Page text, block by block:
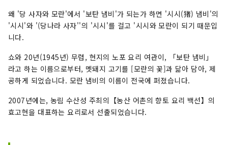
왜 '당 사자와 모란'에서 '보탄 냄비'가 되는가 하면 '시시(猪) 냄비'의
'시시'와 '(당나라 사자''의 '시시'를 걸고 '시시와 모란이 되기 때문입
니다.
쇼와 20년(1945년) 무렵, 현지의 노포 요리 여관이, 「보탄 냄비」
라고 하는 이름으로부터, 멧돼지 고기를 [모란의 꽃]과 닮아 담아, 제
공하게 되었습니다. 모란 냄비의 이름이 전국에 퍼졌습니다.
2007년에는, 농림 수산성 주최의【농산 어촌의 향토 요리 백선】의
효고현을 대표하는 요리로서 선출되었습니다.